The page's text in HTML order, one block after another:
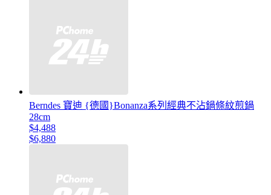
Berndes 寶迪 {德國}Bonanza系列經典不沾鍋條紋煎鍋
28cm
$4,488
$6,880